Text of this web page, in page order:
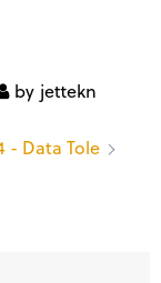
by jettekn
- Data Tole